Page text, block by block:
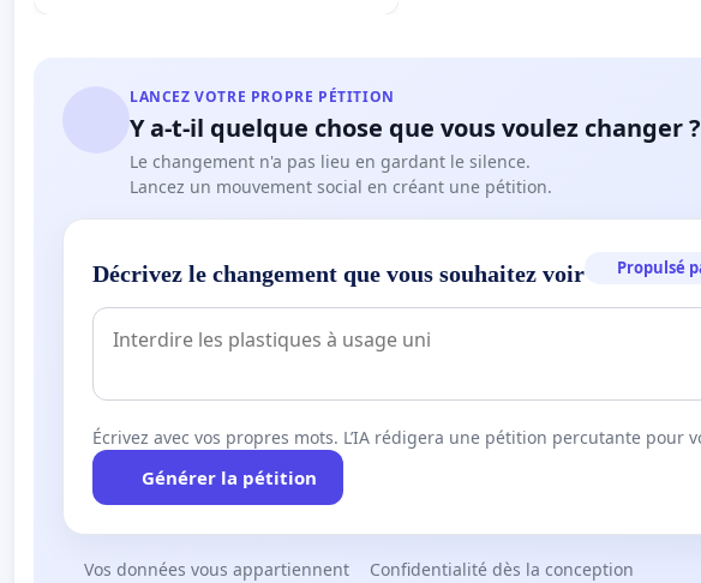
LANCEZ VOTRE PROPRE PÉTITION
Y a-t-il quelque chose que vous voulez changer ?
Le changement n'a pas lieu en gardant le silence.
Lancez un mouvement social en créant une pétition.
Décrivez le changement que vous souhaitez voir Propulsé
Écrivez avec vos propres mots. L’IA rédigera une pétition percutante pour
Générer la pétition
Vos données vous appartiennent Confidentialité dès la conception